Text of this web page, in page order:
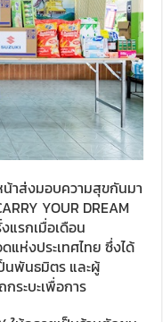
าส่งมอบความสุขกันมา
YOUR DREAM
แรกเมื่อเดือน
ห่งประเทศไทย ซึ่งได้
นพันธมิตร และผู้
ระบะเพื่อการ